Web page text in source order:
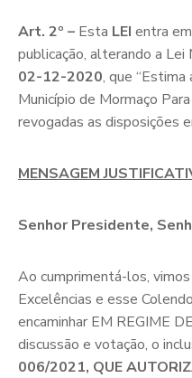
Art. 2º – Esta LEI entra
publicação, alterando a Lei
02-12-2020, que
Município de Mormaço
revogadas as disposições
MENSAGEM
Senhor Presidente,
Ao cumprimentá-los,
Excelências e esse
encaminhar EM REGIME
discussão e votação, o
006/2021, QUE